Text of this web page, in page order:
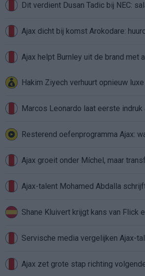
Dit verdient Dusan Tadic bij NEC:
Ajax dicht bij komst Arokodare:
Ajax helpt Burnley uit de brand met
Hakim Ziyech verhuurt opnieuw
Marcos Leonardo laat eerste
Resterend oefenprogramma Ajax:
Ajax groeit onder Míchel, maar
Ajax-talent Mohamed Abdalla
Shane Kluivert krijgt kans van Flick
Servische media vergelijken Ajax-
Ajax zet grote stap richting